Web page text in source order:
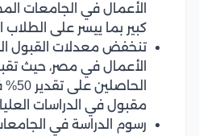
الأعمال في الجامعات
كبير بما ييسر على الطلاب
تنخفض معدلات القبول
الأعمال في مصر، حيث
مقبول في الدراسات
رسوم الدراسة في